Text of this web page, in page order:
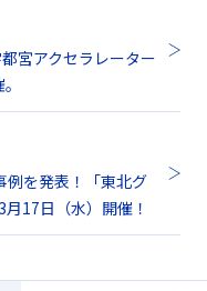
宮アクセラレーター
を発表！「東北グ
17日（水）開催！